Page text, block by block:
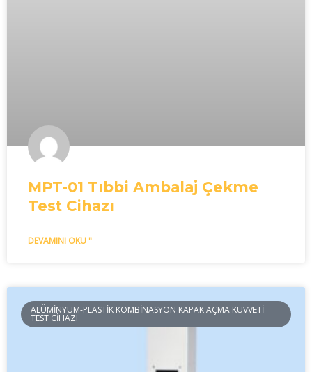
MPT-01 Tıbbi Ambalaj Çekme
Test Cihazı
DEVAMINI OKU "
ALÜMINYUM-PLASTIK KOMBINASYON KAPAK AÇMA KUVVETI
TEST CIHAZI